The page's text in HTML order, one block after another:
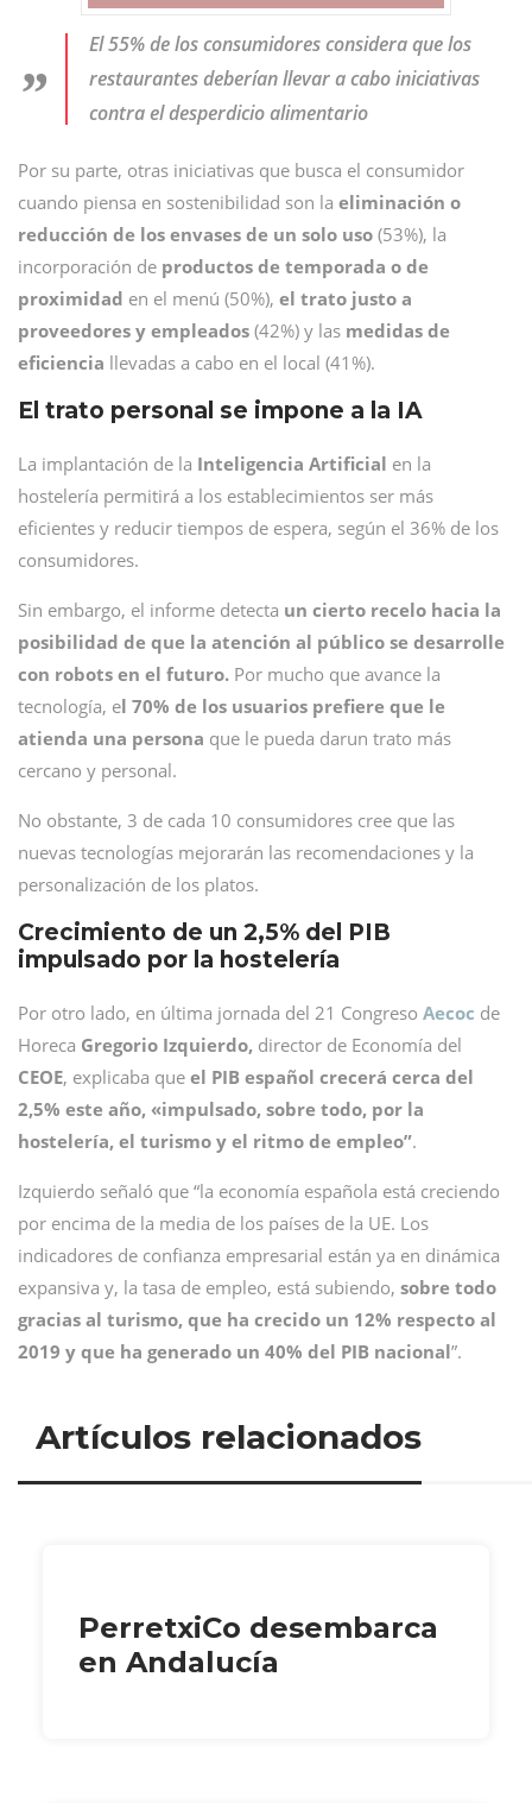
El 55% de los consumidores considera que los
restaurantes deberían llevar a cabo iniciativas
contra el desperdicio alimentario
Por su parte, otras iniciativas que busca el consumidor
cuando piensa en sostenibilidad son la eliminación o
reducción de los envases de un solo uso (53%), la
incorporación de productos de temporada o de
proximidad en el menú (50%), el trato justo a
proveedores y empleados (42%) y las medidas de
eficiencia llevadas a cabo en el local (41%).
El trato personal se impone a la IA
La implantación de la Inteligencia Artificial en la
hostelería permitirá a los establecimientos ser más
eficientes y reducir tiempos de espera, según el 36% de los
consumidores.
Sin embargo, el informe detecta un cierto recelo hacia la
posibilidad de que la atención al público se desarrolle
con robots en el futuro. Por mucho que avance la
tecnología, el 70% de los usuarios prefiere que le
atienda una persona que le pueda darun trato más
cercano y personal.
No obstante, 3 de cada 10 consumidores cree que las
nuevas tecnologías mejorarán las recomendaciones y la
personalización de los platos.
Crecimiento de un 2,5% del PIB
impulsado por la hostelería
Por otro lado, en última jornada del 21 Congreso Aecoc de
Horeca Gregorio Izquierdo, director de Economía del
CEOE, explicaba que el PIB español crecerá cerca del
2,5% este año, «impulsado, sobre todo, por la
hostelería, el turismo y el ritmo de empleo”.
Izquierdo señaló que “la economía española está creciendo
por encima de la media de los países de la UE. Los
indicadores de confianza empresarial están ya en dinámica
expansiva y, la tasa de empleo, está subiendo, sobre todo
gracias al turismo, que ha crecido un 12% respecto al
2019 y que ha generado un 40% del PIB nacional”.
Artículos relacionados
PerretxiCo desembarca
en Andalucía